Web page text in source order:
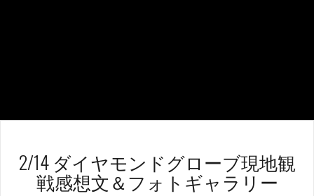
2/14 ダイヤモンドグローブ現地観
戦感想文＆フォトギャラリー